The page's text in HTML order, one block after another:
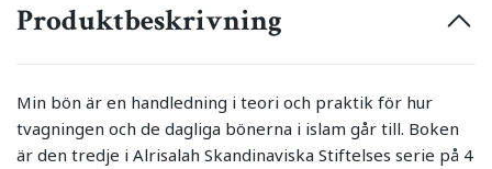
Produktbeskrivning
Min bön är en handledning i teori och praktik för hur
tvagningen och de dagliga bönerna i islam går till. Boken
är den tredje i Alrisalah Skandinaviska Stiftelses serie på 4